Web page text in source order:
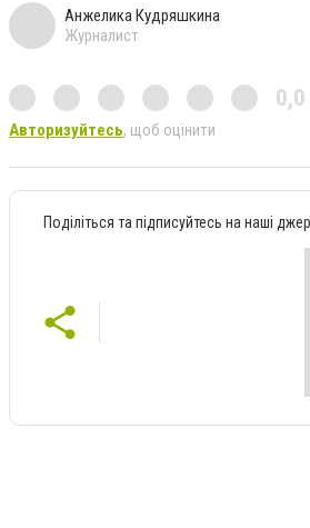
Анжелика Кудряшкина
Журналист
0,0
Авторизуйтесь, щоб оцінити
Поділіться та підписуйтесь на наші